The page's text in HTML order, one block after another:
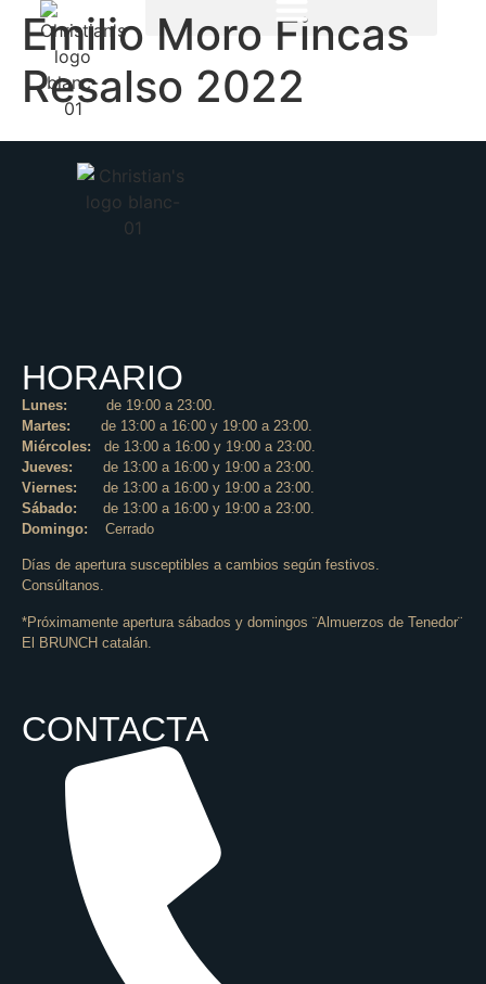
Emilio Moro Fincas
Resalso 2022
HORARIO
Lunes: de 19:00 a 23:00.
Martes: de 13:00 a 16:00 y 19:00 a 23:00.
Miércoles: de 13:00 a 16:00 y 19:00 a 23:00.
Jueves: de 13:00 a 16:00 y 19:00 a 23:00.
Viernes: de 13:00 a 16:00 y 19:00 a 23:00.
Sábado: de 13:00 a 16:00 y 19:00 a 23:00.
Domingo: Cerrado
Días de apertura susceptibles a cambios según festivos.
Consúltanos.
*Próximamente apertura sábados y domingos ¨Almuerzos de Tenedor¨
El BRUNCH catalán.
CONTACTA